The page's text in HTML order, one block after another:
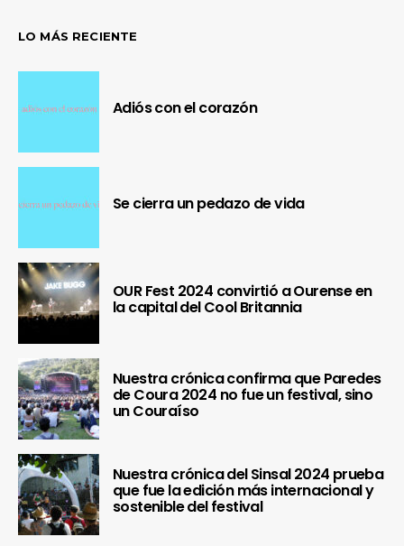
LO MÁS RECIENTE
Adiós con el corazón
Se cierra un pedazo de vida
OUR Fest 2024 convirtió a Ourense en
la capital del Cool Britannia
Nuestra crónica confirma que Paredes
de Coura 2024 no fue un festival, sino
un Couraíso
Nuestra crónica del Sinsal 2024 prueba
que fue la edición más internacional y
sostenible del festival